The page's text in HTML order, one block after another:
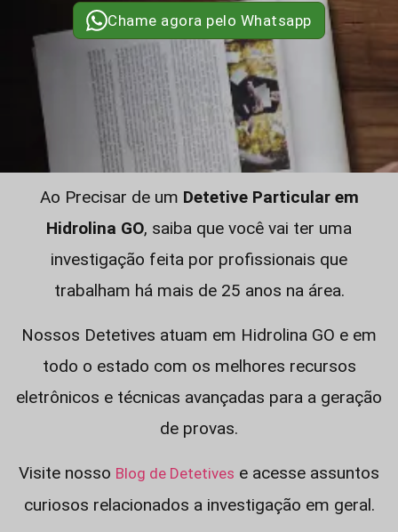
Chame agora pelo Whatsapp
Ao Precisar de um Detetive Particular em
Hidrolina GO, saiba que você vai ter uma
investigação feita por profissionais que
trabalham há mais de 25 anos na área.
Nossos Detetives atuam em Hidrolina GO e em
todo o estado com os melhores recursos
eletrônicos e técnicas avançadas para a geração
de provas.
Visite nosso Blog de Detetives e acesse assuntos
curiosos relacionados a investigação em geral.